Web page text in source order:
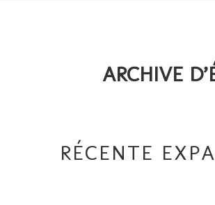
ARCHIVE
RÉCENTE